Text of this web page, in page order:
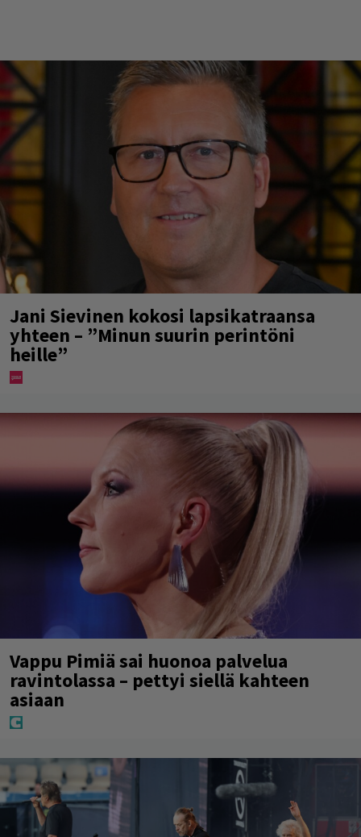
Jani Sievinen kokosi lapsikatraansa
yhteen – ”Minun suurin perintöni
heille”
Vappu Pimiä sai huonoa palvelua
ravintolassa – pettyi siellä kahteen
asiaan